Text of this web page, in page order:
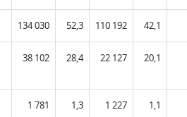
134 030 52,3 110 192 42,1
38 102 28,4 22 127 20,1
1 781 1,3 1 227 1,1